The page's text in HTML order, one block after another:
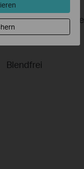
Klar & Scharf
Breiter
Blendfrei